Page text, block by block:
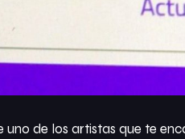
uno de los artistas que te